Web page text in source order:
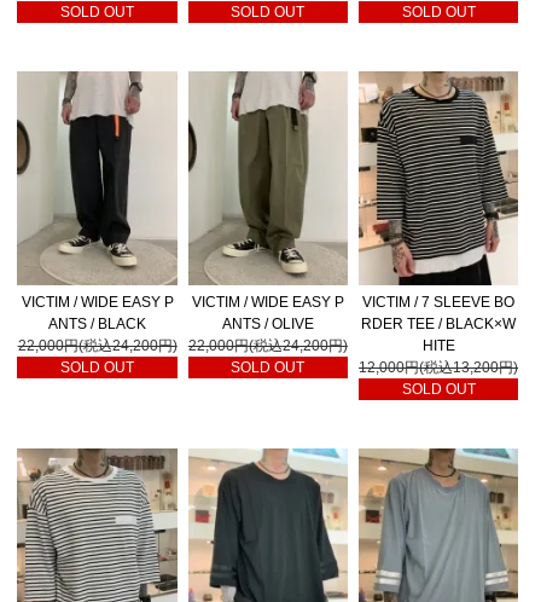
SOLD OUT
SOLD OUT
SOLD OUT
VICTIM / WIDE EASY P
ANTS / BLACK
22,000円(税込24,200円)
SOLD OUT
VICTIM / WIDE EASY P
ANTS / OLIVE
22,000円(税込24,200円)
SOLD OUT
VICTIM / 7 SLEEVE BO
RDER TEE / BLACK×W
HITE
12,000円(税込13,200円)
SOLD OUT